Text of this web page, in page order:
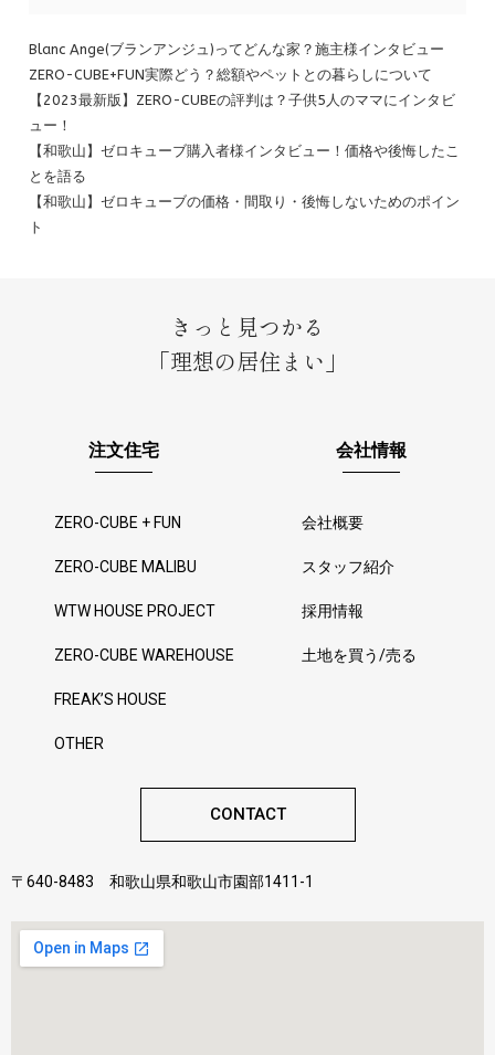
Blanc Ange(ブランアンジュ)ってどんな家？施主様インタビュー
ZERO-CUBE+FUN実際どう？総額やペットとの暮らしについて
【2023最新版】ZERO-CUBEの評判は？子供5人のママにインタビ
ュー！
【和歌山】ゼロキューブ購入者様インタビュー！価格や後悔したこ
とを語る
【和歌山】ゼロキューブの価格・間取り・後悔しないためのポイン
ト
きっと見つかる
「理想の居住まい」
注文住宅
ZERO-CUBE + FUN
ZERO-CUBE MALIBU
WTW HOUSE PROJECT
ZERO-CUBE WAREHOUSE
FREAK’S HOUSE
OTHER
会社情報
会社概要
スタッフ紹介
採用情報
土地を買う/売る
CONTACT
〒640-8483 和歌山県和歌山市園部1411-1